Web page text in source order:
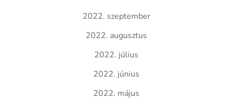
2022. szeptember
2022. augusztus
2022. július
2022. június
2022. május